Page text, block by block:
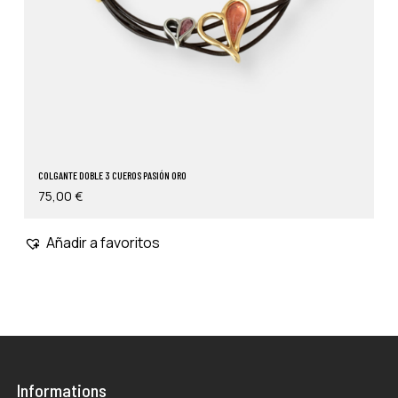
COLGANTE DOBLE 3 CUEROS PASIÓN ORO
75,00 €
Añadir a favoritos
Informations